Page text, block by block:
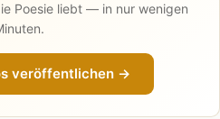
Poesie liebt — in nur wenigen
veröffentlichen →